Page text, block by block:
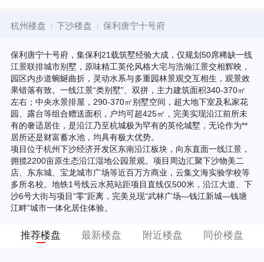
杭州楼盘 下沙楼盘 保利唐宁十号府
保利唐宁十号府，集保利21载筑墅经验大成，仅规划50席稀缺一线
江景联排城市别墅，原味精工英伦风格大宅与浩瀚江景交相辉映，
园区内步道蜿蜒曲折，灵动水系与多重园林景观交互相生，观景效
果错落有致。一线江景“类别墅”、双拼，主力建筑面积340-370㎡
左右；中央水景排屋，290-370㎡别墅空间，超大地下室及私家花
园、露台等组合赠送面积，户均可超425㎡，完美实现沿江前所未
有的奢适居住，是沿江乃至杭城极为罕有的英伦城墅，无论作为**
居所还是财富蓄水池，均具有极大优势。
项目位于杭州下沙经济开发区东南沿江板块，向东直面一线江景，
拥揽2200亩原生态沿江湿地公园景观。项目周边汇聚下沙物美二
店、东东城、宝龙城市广场等近百万方商业，云集文海实验学校等
多所名校。地铁1号线云水苑站距项目直线仅500米，沿江大道、下
沙6号大街与项目“零”距离，完美兑现“武林广场—钱江新城—钱塘
江畔”城市一体化居住体验。
推荐楼盘 最新楼盘 附近楼盘 同价楼盘